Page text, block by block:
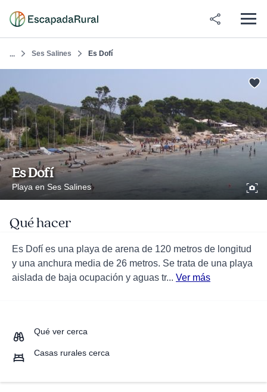
... Ses Salines Es Dofí
Es Dofí
Playa en Ses Salines
Qué hacer
Es Dofí es una playa de arena de 120 metros de longitud
y una anchura media de 26 metros. Se trata de una playa
aislada de baja ocupación y aguas tr... Ver más
Qué ver cerca
Casas rurales cerca